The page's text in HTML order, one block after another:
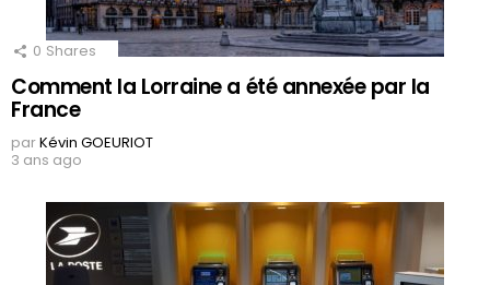
0 Shares
Comment la Lorraine a été annexée par la
France
parKévin GOEURIOT
3 ans ago